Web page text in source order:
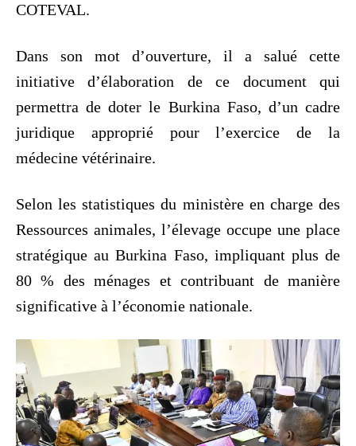
COTEVAL.
Dans son mot d’ouverture, il a salué cette
initiative d’élaboration de ce document qui
permettra de doter le Burkina Faso, d’un cadre
juridique approprié pour l’exercice de la
médecine vétérinaire.
Selon les statistiques du ministère en charge des
Ressources animales, l’élevage occupe une place
stratégique au Burkina Faso, impliquant plus de
80 % des ménages et contribuant de manière
significative à l’économie nationale.